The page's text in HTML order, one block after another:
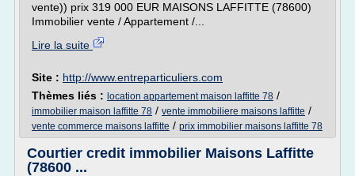
vente)) prix 319 000 EUR MAISONS LAFFITTE (78600)
Immobilier vente / Appartement /...
Lire la suite
Site : http://www.entreparticuliers.com
Thèmes liés : location appartement maison laffitte 78 /
immobilier maison laffitte 78 / vente immobiliere maisons laffitte /
vente commerce maisons laffitte / prix immobilier maisons laffitte 78
Courtier credit immobilier Maisons Laffitte
(78600 ...